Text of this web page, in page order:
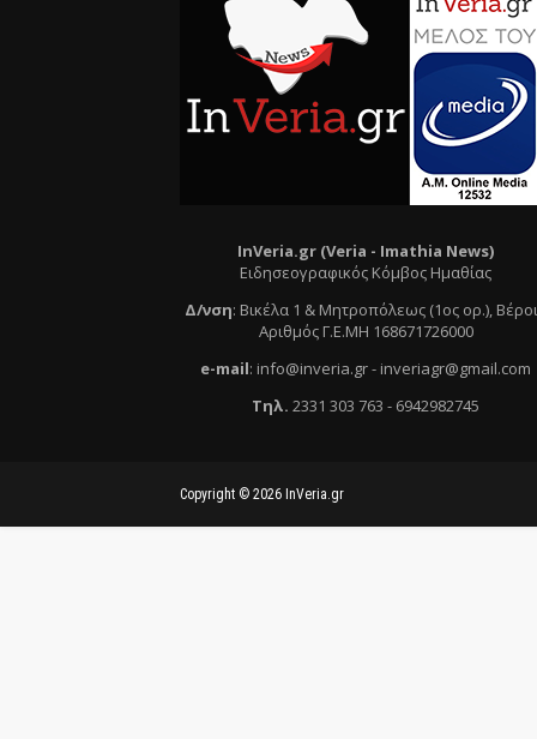
InVeria.gr (Veria - Ιmathia News)
Ειδησεογραφικός Κόμβος Ημαθίας
Δ/νση: Βικέλα 1 & Μητροπόλεως (1ος ορ.),
Αριθμός Γ.Ε.ΜΗ 168671726000
e-mail: info@inveria.gr- inveriagr@gmail.com
Τηλ. 2331 303 763 - 6942982745
Copyright © 2026 InVeria.gr